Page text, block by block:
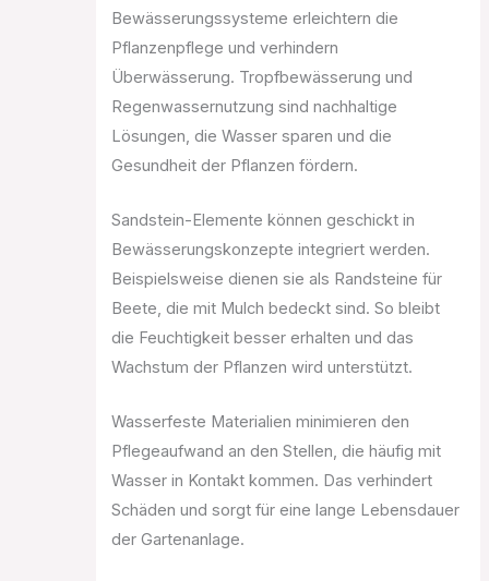
Bewässerungssysteme erleichtern die
Pflanzenpflege und verhindern
Überwässerung. Tropfbewässerung und
Regenwassernutzung sind nachhaltige
Lösungen, die Wasser sparen und die
Gesundheit der Pflanzen fördern.
Sandstein-Elemente können geschickt in
Bewässerungskonzepte integriert werden.
Beispielsweise dienen sie als Randsteine für
Beete, die mit Mulch bedeckt sind. So bleibt
die Feuchtigkeit besser erhalten und das
Wachstum der Pflanzen wird unterstützt.
Wasserfeste Materialien minimieren den
Pflegeaufwand an den Stellen, die häufig mit
Wasser in Kontakt kommen. Das verhindert
Schäden und sorgt für eine lange Lebensdauer
der Gartenanlage.